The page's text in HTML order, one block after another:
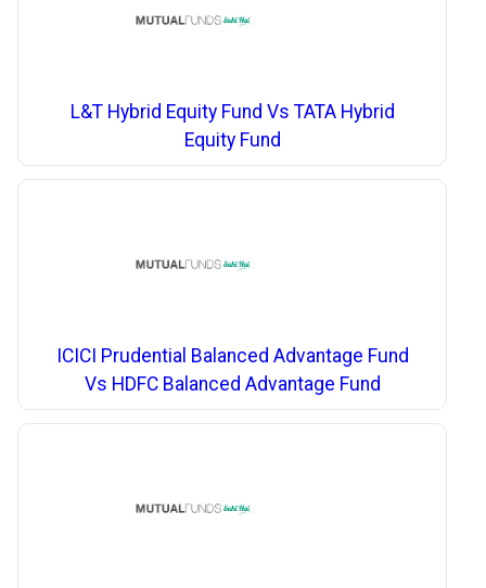
L&T Hybrid Equity Fund Vs TATA Hybrid
Equity Fund
ICICI Prudential Balanced Advantage Fund
Vs HDFC Balanced Advantage Fund